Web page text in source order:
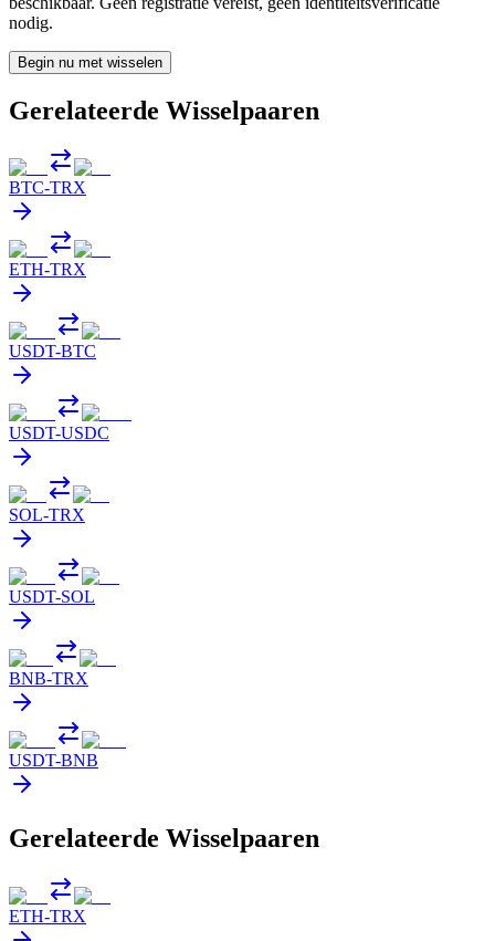
nodig.
Begin nu met wisselen
Gerelateerde Wisselpaaren
BTC-TRX
ETH-TRX
USDT-BTC
USDT-USDC
SOL-TRX
USDT-SOL
BNB-TRX
USDT-BNB
Gerelateerde Wisselpaaren
ETH-TRX